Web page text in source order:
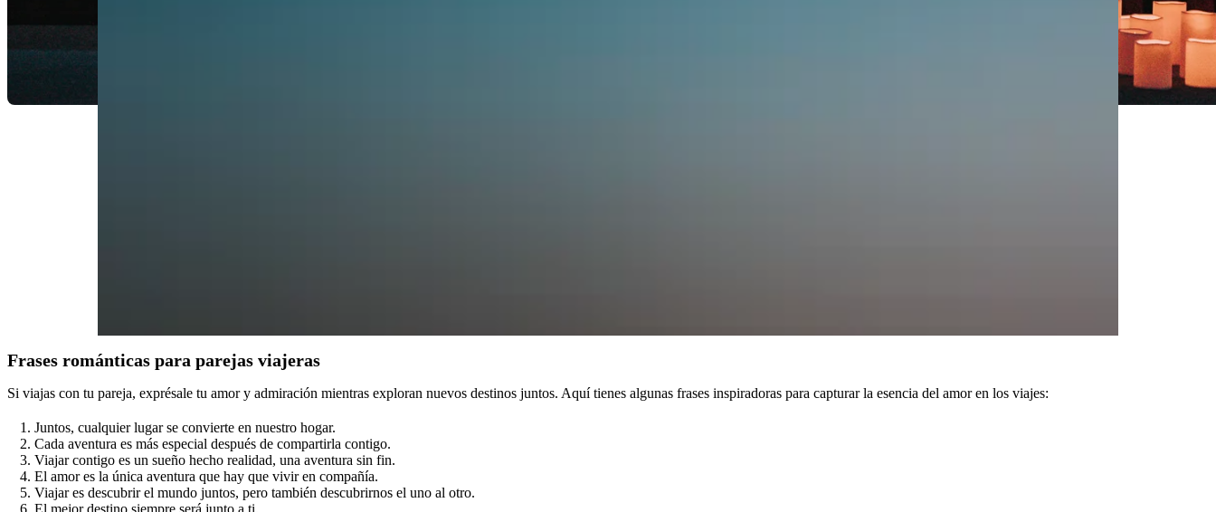
Frases románticas para parejas viajeras
Si viajas con tu pareja, exprésale tu amor y admiración mientras exploran nuevos destinos juntos. Aquí tienes algunas frases inspiradoras para capturar la esencia del amor en los viajes:
Juntos, cualquier lugar se convierte en nuestro hogar.
Cada aventura es más especial después de compartirla contigo.
Viajar contigo es un sueño hecho realidad, una aventura sin fin.
El amor es la única aventura que hay que vivir en compañía.
Viajar es descubrir el mundo juntos, pero también descubrirnos el uno al otro.
El mejor destino siempre será junto a ti.